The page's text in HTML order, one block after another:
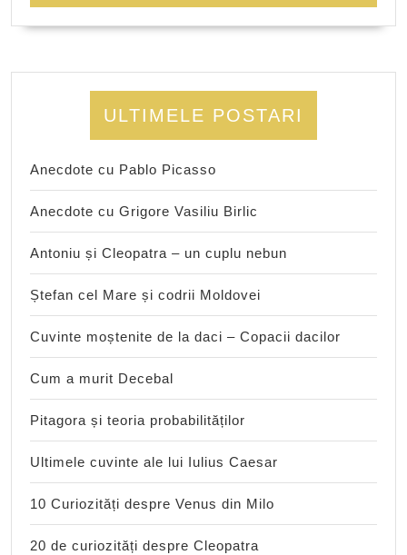
ULTIMELE POSTARI
Anecdote cu Pablo Picasso
Anecdote cu Grigore Vasiliu Birlic
Antoniu și Cleopatra – un cuplu nebun
Ștefan cel Mare și codrii Moldovei
Cuvinte moștenite de la daci – Copacii dacilor
Cum a murit Decebal
Pitagora și teoria probabilităților
Ultimele cuvinte ale lui Iulius Caesar
10 Curiozități despre Venus din Milo
20 de curiozități despre Cleopatra